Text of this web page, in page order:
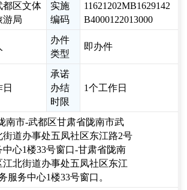
都区文体
游局
实施
编码
11621202MB1629142
B4000122013000
办件
类型
即办件
承诺
办结
时限
1个工作日
南市-武都区甘肃省陇南市武
街道办事处五凤社区东江路2号
中心1楼33号窗口-甘肃省陇南
江北街道办事处五凤社区东江
服务中心1楼33号窗口。